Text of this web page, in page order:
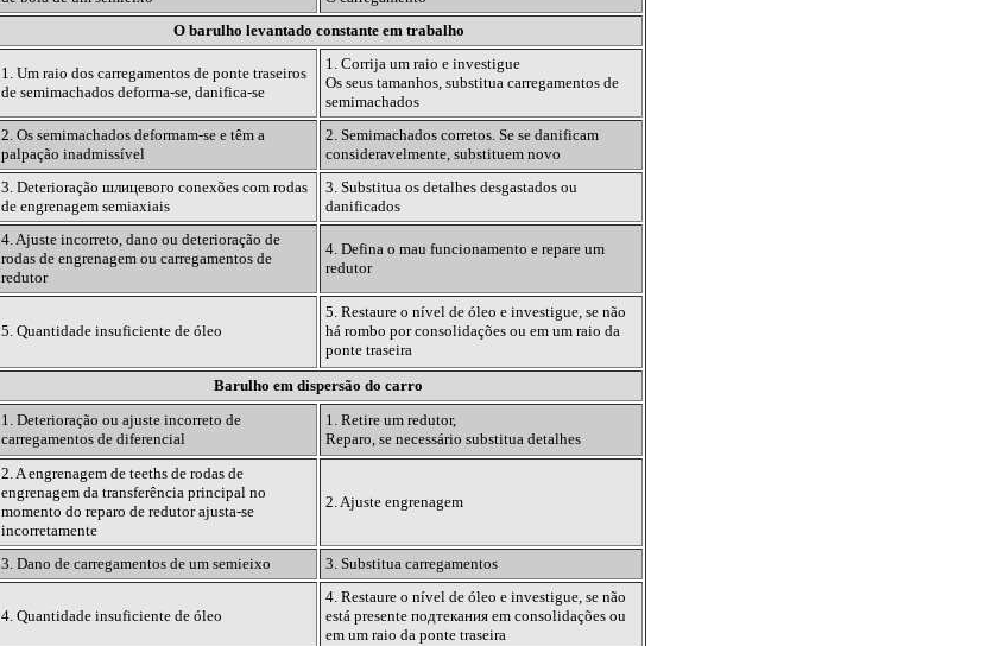
O barulho levantado constante em trabalho
1. Um raio dos carregamentos de ponte traseiros
de semimachados deforma-se, danifica-se
1. Corrija um raio e investigue
Os seus tamanhos, substitua carregamentos de
semimachados
2. Os semimachados deformam-se e têm a
palpação inadmissível
2. Semimachados corretos. Se se danificam
consideravelmente, substituem novo
3. Deterioração шлицевого conexões com rodas
de engrenagem semiaxiais
3. Substitua os detalhes desgastados ou
danificados
4. Ajuste incorreto, dano ou deterioração de
rodas de engrenagem ou carregamentos de
redutor
4. Defina o mau funcionamento e repare um
redutor
5. Quantidade insuficiente de óleo
5. Restaure o nível de óleo e investigue, se não
há rombo por consolidações ou em um raio da
ponte traseira
Barulho em dispersão do carro
1. Deterioração ou ajuste incorreto de
carregamentos de diferencial
1. Retire um redutor,
Reparo, se necessário substitua detalhes
2. A engrenagem de teeths de rodas de
engrenagem da transferência principal no
momento do reparo de redutor ajusta-se
incorretamente
2. Ajuste engrenagem
3. Dano de carregamentos de um semieixo 3. Substitua carregamentos
4. Quantidade insuficiente de óleo
4. Restaure o nível de óleo e investigue, se não
está presente подтеканияem consolidações ou
em um raio da ponte traseira